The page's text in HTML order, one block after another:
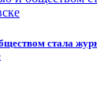
стала